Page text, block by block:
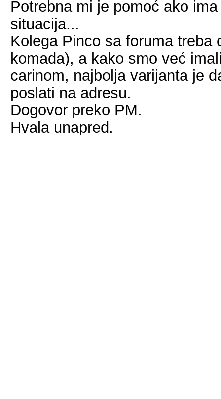
Potrebna mi je pomoć ako
situacija...
Kolega Pinco sa foruma treba
komada), a kako smo već
carinom, najbolja varijanta je
poslati na adresu.
Dogovor preko PM.
Hvala unapred.